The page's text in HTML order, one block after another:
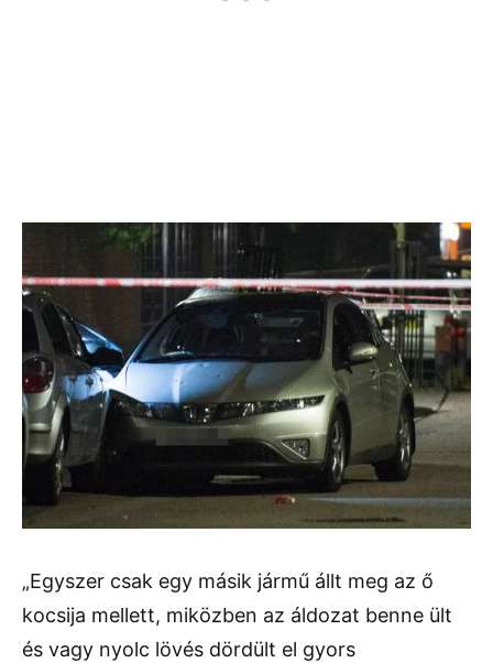
„Egyszer csak egy másik jármű állt meg az ő
kocsija mellett, miközben az áldozat benne ült
és vagy nyolc lövés dördült el gyors